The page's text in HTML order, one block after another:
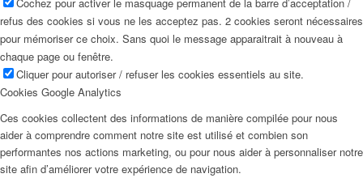
refus des cookies si vous ne les acceptez pas. 2 cookies seront nécessaires
pour mémoriser ce choix. Sans quoi le message apparaitrait à nouveau à
chaque page ou fenêtre.
Cliquer pour autoriser / refuser les cookies essentiels au site.
Cookies Google Analytics
Ces cookies collectent des informations de manière compilée pour nous
aider à comprendre comment notre site est utilisé et combien son
performantes nos actions marketing, ou pour nous aider à personnaliser notre
site afin d’améliorer votre expérience de navigation.